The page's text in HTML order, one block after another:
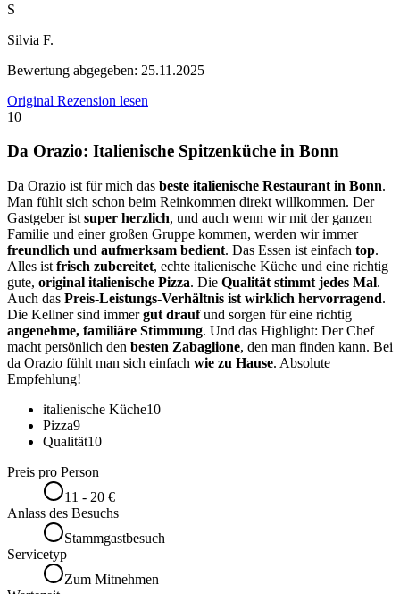
S
Silvia F.
Bewertung abgegeben: 25.11.2025
Original Rezension lesen
10
Da Orazio: Italienische Spitzenküche in Bonn
Da Orazio ist für mich das beste italienische Restaurant in Bonn.
Man fühlt sich schon beim Reinkommen direkt willkommen. Der
Gastgeber ist super herzlich, und auch wenn wir mit der ganzen
Familie und einer großen Gruppe kommen, werden wir immer
freundlich und aufmerksam bedient. Das Essen ist einfach top.
Alles ist frisch zubereitet, echte italienische Küche und eine richtig
gute, original italienische Pizza. Die Qualität stimmt jedes Mal.
Auch das Preis-Leistungs-Verhältnis ist wirklich hervorragend.
Die Kellner sind immergut draufund sorgen für eine richtig
angenehme, familiäre Stimmung. Und das Highlight: Der Chef
macht persönlich den besten Zabaglione, den man finden kann. Bei
da Orazio fühlt man sich einfach wie zu Hause. Absolute
Empfehlung!
italienische Küche10
Pizza9
Qualität10
Preis pro Person
11 - 20 €
Anlass des Besuchs
Stammgastbesuch
Servicetyp
Zum Mitnehmen